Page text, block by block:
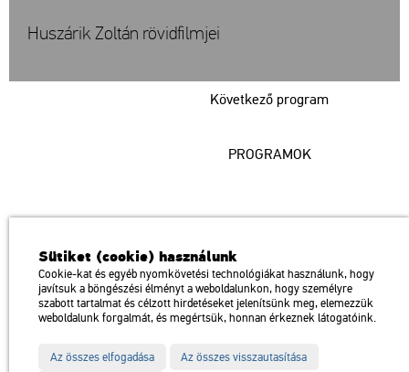
Következő program
Huszárik Zoltán rövidfilmjei
PROGRAMOK
a Magyar Művészeti Akadémia intézménye
1146 Budapest, Dózsa György út 37.
Megközelíthető: Millenniumi Földalatti Vasút – Hősök tere megálló
Trolibusz: 75, 79 / Autóbusz: 20, 30, 105
Impresszum Sitemap Adatvédelem
térkép
Sütiket (cookie) használunk
Cookie-kat és egyéb nyomkövetési technológiákat használunk, hogy
javítsuk a böngészési élményt a weboldalunkon, hogy személyre
szabott tartalmat és célzott hirdetéseket jelenítsünk meg, elemezzük
weboldalunk forgalmát, és megértsük, honnan érkeznek látogatóink.
Az összes elfogadása Az összes visszautasítása